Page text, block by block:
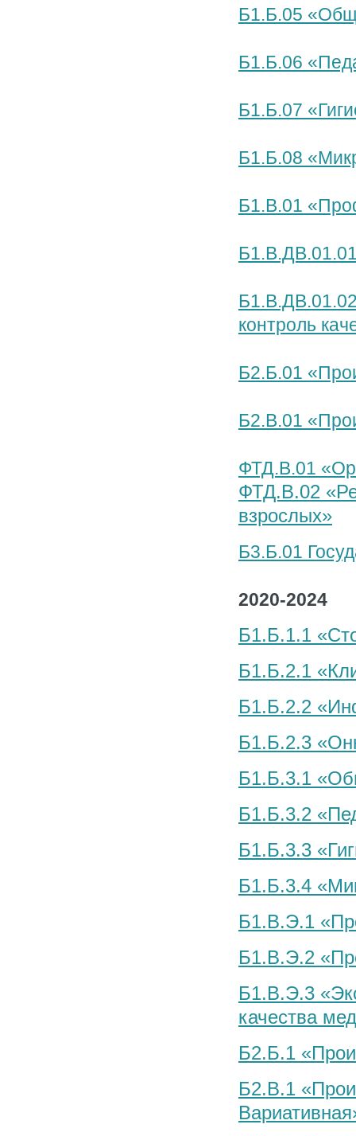
Б1.Б.05
Б1.Б.06
Б1.Б.07
Б1.Б.08
Б1.В.01
контроль
Б2.Б.01
Б2.В.01
ФТД.В.01
ФТД.В.02
взрослых»
Б3.Б.01
2020-2024
Б1.Б.1.1
Б1.Б.2.1
Б1.Б.2.2
Б1.Б.2.3
Б1.Б.3.1
Б1.Б.3.2
Б1.Б.3.3
Б1.Б.3.4
Б1.В.Э.1
Б1.В.Э.2
Б1.В.Э.3
качества
Б2.Б.1
Б2.В.1